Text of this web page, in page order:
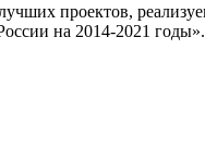
проектов,
на 2014-2021